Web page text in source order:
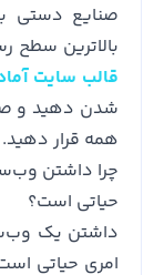
صنایع دستی
بالاترین سطح
قالب سایت
شدن دهید و
همه قرار دهید.
چرا داشتن
حیاتی است؟
داشتن یک
امری حیاتی